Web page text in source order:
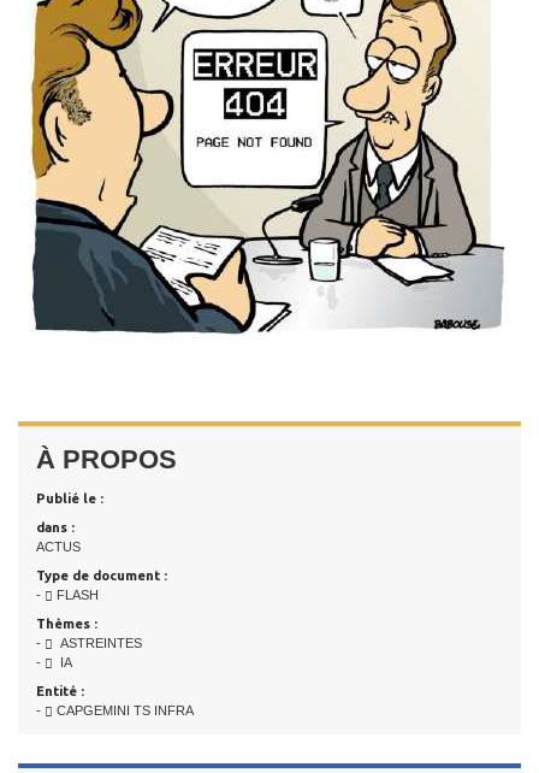
À PROPOS
Publié le :
dans :
ACTUS
Type de document :
-
FLASH
Thèmes :
-
ASTREINTES
-
IA
Entité :
-
CAPGEMINI TS INFRA